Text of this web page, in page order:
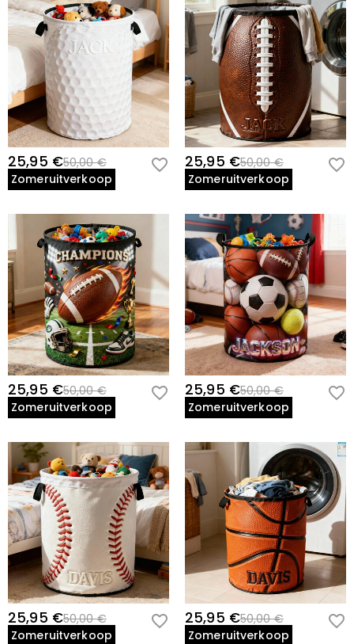
25,95 €50,00 €
Zomeruitverkoop
25,95 €50,00 €
Zomeruitverkoop
25,95 €50,00 €
Zomeruitverkoop
25,95 €50,00 €
Zomeruitverkoop
25,95 €50,00 €
Zomeruitverkoop
25,95 €50,00 €
Zomeruitverkoop